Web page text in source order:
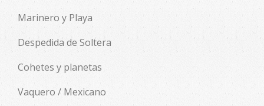
Marinero y Playa
Despedida de Soltera
Cohetes y planetas
Vaquero / Mexicano